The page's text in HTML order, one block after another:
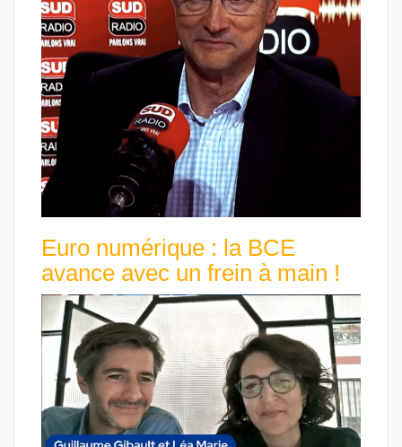
Euro numérique : la BCE
avance avec un frein à main !